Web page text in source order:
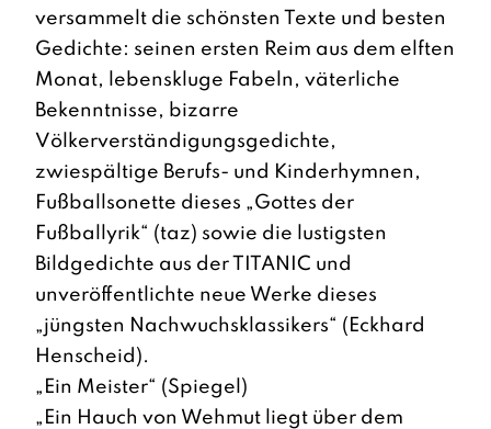
versammelt die schönsten Texte und besten
Gedichte: seinen ersten Reim aus dem elften
Monat, lebenskluge Fabeln, väterliche
Bekenntnisse, bizarre
Völkerverständigungsgedichte,
zwiespältige Berufs- und Kinderhymnen,
Fußballsonette dieses „Gottes der
Fußballyrik“ (taz) sowie die lustigsten
Bildgedichte aus der TITANIC und
unveröffentlichte neue Werke dieses
„jüngsten Nachwuchsklassikers“ (Eckhard
Henscheid).
„Ein Meister“ (Spiegel)
„Ein Hauch von Wehmut liegt über dem